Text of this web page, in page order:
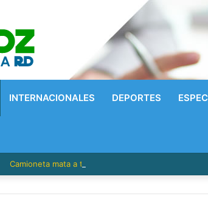
INTERNACIONALES DEPORTES
Camioneta mata a tres personas, incluida una niña